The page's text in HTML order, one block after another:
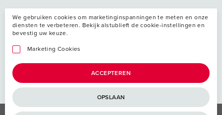
We gebruiken cookies om marketinginspanningen te meten en onze
diensten te verbeteren. Bekijk alstublieft de cookie-instellingen en
bevestig uw keuze.
Marketing Cookies
ACCEPTEREN
OPSLAAN